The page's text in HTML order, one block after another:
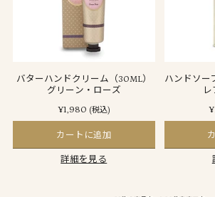
バターハンドクリーム（30ML）
グリーン・ローズ
¥1,980 (税込)
カートに追加
詳細を見る
ハンドソー